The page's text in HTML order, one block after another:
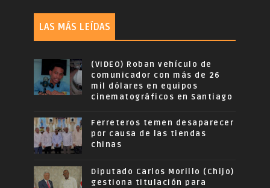
LAS MÁS LEÍDAS
(VIDEO) Roban vehículo de
comunicador con más de 26
mil dólares en equipos
cinematográficos en Santiago
Ferreteros temen desaparecer
por causa de las tiendas
chinas
Diputado Carlos Morillo (Chijo)
gestiona titulación para